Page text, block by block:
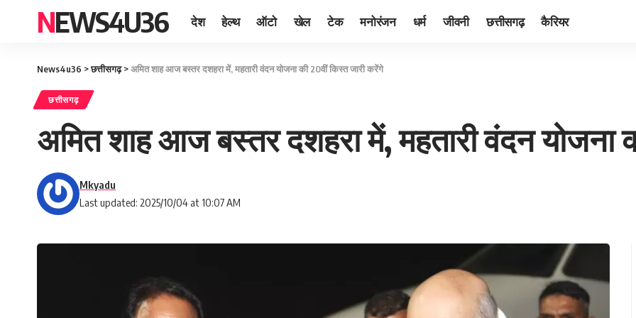
NEWS4U36 देश हेल्थ ऑटो खेल टेक मनोरंजन धर्म जीवनी छत्तीसगढ़ कैरियर
News4u36 >छत्तीसगढ़>अमित शाह आज बस्तर दशहरा में, महतारी वंदन योजना की 20वीं किस्त जारी करेंगे
छत्तीसगढ़
अमित शाह आज बस्तर दशहरा में, महतारी वंदन योजना
Last updated: 2025/10/04 at 10:07 AM
Mkyadu